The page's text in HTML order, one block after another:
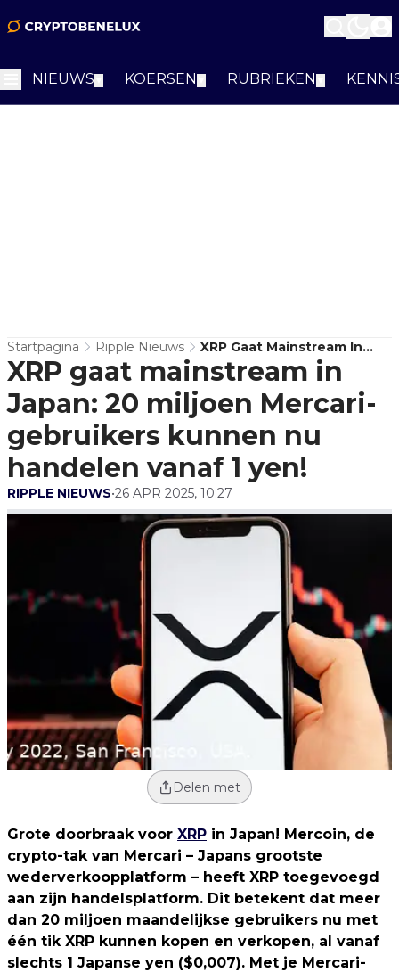
NIEUWS KOERSEN RUBRIEKEN
Startpagina Ripple Nieuws
XRP Gaat Mainstream In
Japan: 20 Miljoen Mercari-
Gebruikers Kunnen Nu
Handelen Vanaf 1 Yen!
XRP gaat mainstream in
Japan: 20 miljoen Mercari-
gebruikers kunnen nu
handelen vanaf 1 yen!
RIPPLE NIEUWS•26 APR 2025, 10:27
Delen met
Grote doorbraak voor XRP in Japan! Mercoin, de
crypto-tak van Mercari – Japans grootste
wederverkoopplatform – heeft XRP toegevoegd
aan zijn handelsplatform. Dit betekent dat meer
dan 20 miljoen maandelijkse gebruikers nu met
één tik XRP kunnen kopen en verkopen, al vanaf
slechts 1 Japanse yen ($0,007). Met je Mercari-